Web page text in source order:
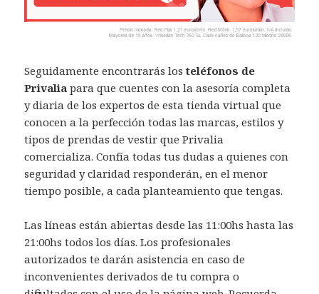
Seguidamente encontrarás losteléfonos de
Privaliapara que cuentes con la asesoría completa
y diaria de los expertos de esta tienda virtual que
conocen a la perfección todas las marcas, estilos y
tipos de prendas de vestir que Privalia
comercializa. Confía todas tus dudas a quienes con
seguridad y claridad responderán, en el menor
tiempo posible, a cada planteamiento que tengas.
Las líneas están abiertas desde las 11:00hs hasta las
21:00hs todos los días. Los profesionales
autorizados te darán asistencia en caso de
inconvenientes derivados de tu compra o